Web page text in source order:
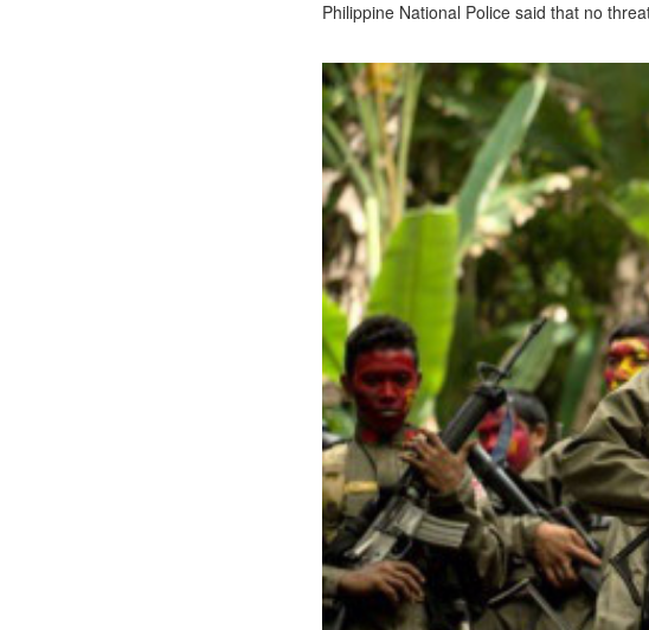
Philippine National Police said that no